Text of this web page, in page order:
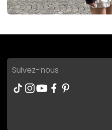
Suivez-nous